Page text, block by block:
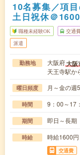
10名募集／項
土日祝休＠
職種未経験OK 交通
派遣
勤務地 大阪府大阪
天王寺駅か
曜日頻度 月～金の週
時間 9：00～17
期間 即日～長期
時給 時給1600
交通費